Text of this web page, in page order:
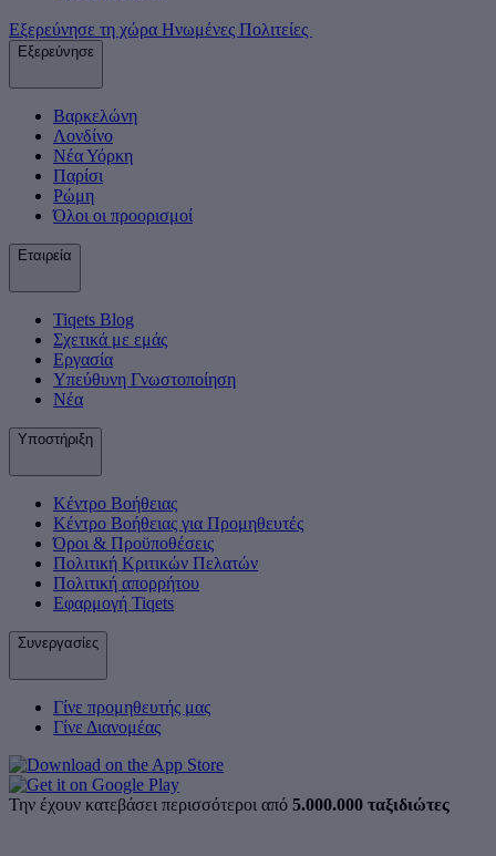
Εξερεύνησε τη χώρα Ηνωμένες Πολιτείες
Εξερεύνησε
Βαρκελώνη
Λονδίνο
Νέα Υόρκη
Παρίσι
Ρώμη
Όλοι οι προορισμοί
Εταιρεία
Tiqets Βlog
Σχετικά με εμάς
Εργασία
Υπεύθυνη Γνωστοποίηση
Νέα
Υποστήριξη
Κέντρο Βοήθειας
Κέντρο Βοήθειας για Προμηθευτές
Όροι & Προϋποθέσεις
Πολιτική Κριτικών Πελατών
Πολιτική απορρήτου
Εφαρμογή Tiqets
Συνεργασίες
Γίνε προμηθευτής μας
Γίνε Διανομέας
Την έχουν κατεβάσει περισσότεροι από 5.000.000 ταξιδιώτες